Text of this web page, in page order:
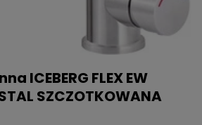
ICEBERG FLEX EW
SZCZOTKOWANA